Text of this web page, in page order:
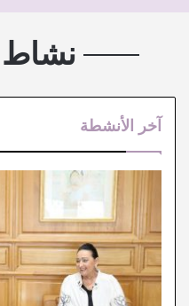
نشاط
آخر الأنشطة